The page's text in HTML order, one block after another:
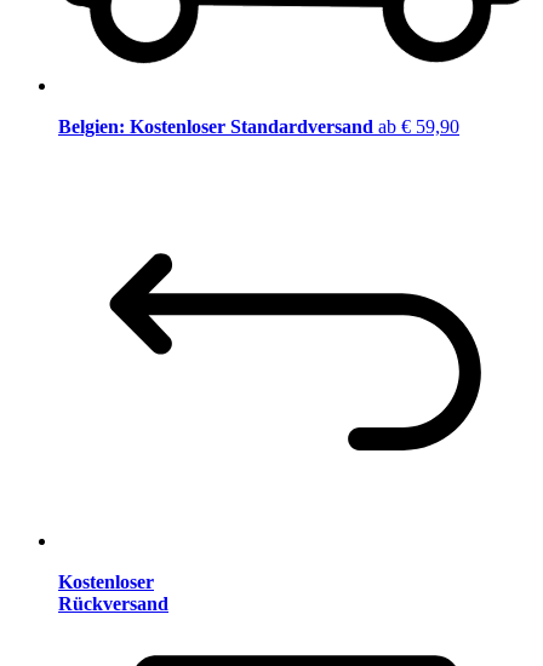
Belgien: Kostenloser Standardversand ab € 59,90
Kostenloser
Rückversand